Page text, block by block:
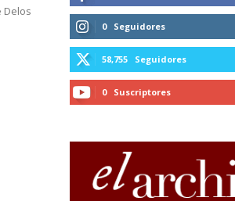
Delos
0 Seguidores
58,755 Seguidores
0 Suscriptores